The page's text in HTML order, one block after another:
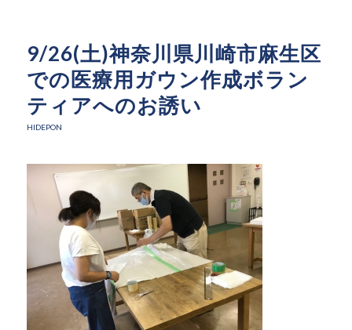
9/26(土)神奈川県川崎市麻生区
での医療用ガウン作成ボラン
ティアへのお誘い
HIDEPON